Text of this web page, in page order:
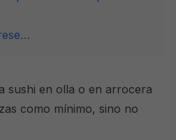
sushi en olla o en arrocera
como mínimo, sino no